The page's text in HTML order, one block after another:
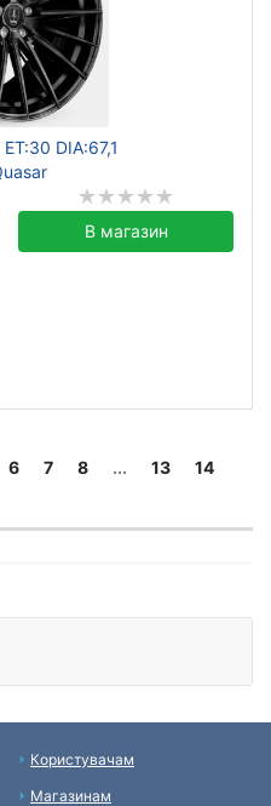
DIA:67,1
В магазин
6 7 8 ... 13
14
Користувачам
Магазинам